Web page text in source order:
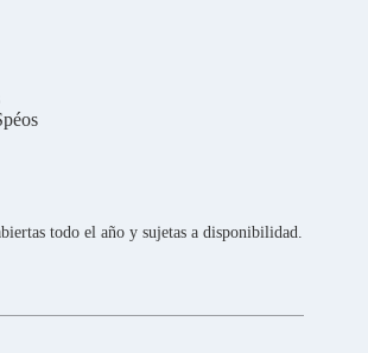
todo el año y sujetas a disponibilidad.